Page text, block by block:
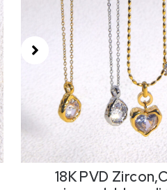
18K PVD